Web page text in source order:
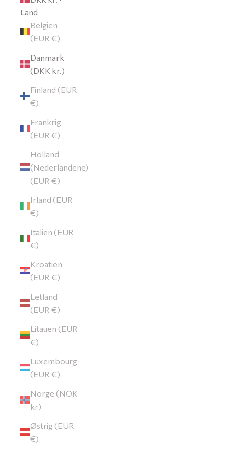
Land
Belgien
(EUR €)
Danmark
(DKK kr.)
Finland (EUR
€)
Frankrig
(EUR €)
Holland
(Nederlandene)
(EUR €)
Irland (EUR
€)
Italien (EUR
€)
Kroatien
(EUR €)
Letland
(EUR €)
Litauen (EUR
€)
Luxembourg
(EUR €)
Norge (NOK
kr)
Østrig (EUR
€)